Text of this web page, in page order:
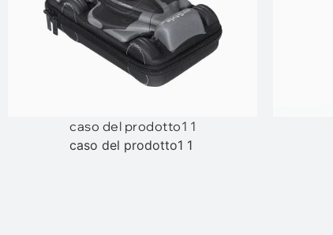
caso del prodotto1 1
caso del prodotto1 1